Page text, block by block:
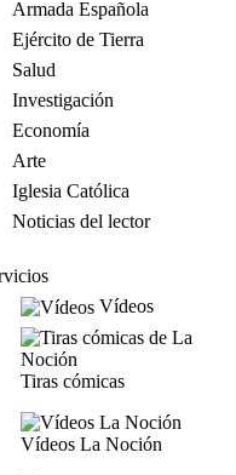
Armada Española
Ejército de Tierra
Salud
Investigación
Economía
Arte
Iglesia Católica
Noticias del lector
Vídeos
Tiras cómicas
Vídeos La Noción